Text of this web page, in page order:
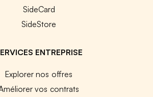
SideCard
SideStore
ENTREPRISE
Explorer nos offres
vos contrats